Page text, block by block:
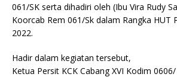
061/SK serta dihadiri oleh (Ibu Vira Rudy
Koorcab Rem 061/Sk dalam Rangka HUT
2022.
Hadir dalam kegiatan tersebut,
Ketua Persit KCK Cabang XVI Kodim